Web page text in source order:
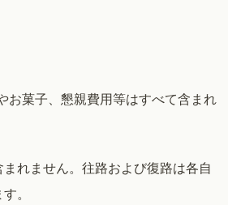
お菓子、懇親費用等はすべて含まれ
れません。往路および復路は各自
。